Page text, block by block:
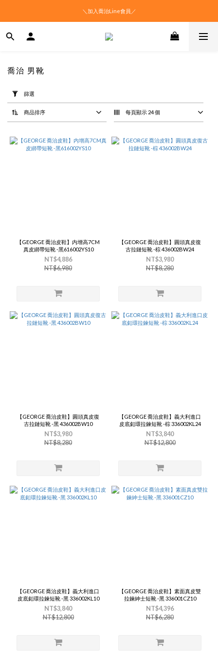
＼加入喬治Line會員／
篩
選
(0/20)
價格
(NT$)
喬治 男靴
篩選
商品排序 每頁顯示 24 個
【GEORGE 喬治皮鞋】内增高7CM
真皮綁帶短靴 -黑616002YS10
NT$4,886
NT$6,980
【GEORGE 喬治皮鞋】圓頭真皮復
古拉鏈短靴 -棕 436002BW24
NT$3,980
NT$8,280
【GEORGE 喬治皮鞋】圓頭真皮復
古拉鏈短靴 -黑 436002BW10
NT$3,980
NT$8,280
【GEORGE 喬治皮鞋】義大利進口
皮底釦環拉鍊短靴 -棕 336002KL24
NT$3,840
NT$12,800
【GEORGE 喬治皮鞋】義大利進口
皮底釦環拉鍊短靴 -黑 336002KL10
NT$3,840
NT$12,800
【GEORGE 喬治皮鞋】素面真皮雙
拉鍊紳士短靴 -黑 336001CZ10
NT$4,396
NT$6,280